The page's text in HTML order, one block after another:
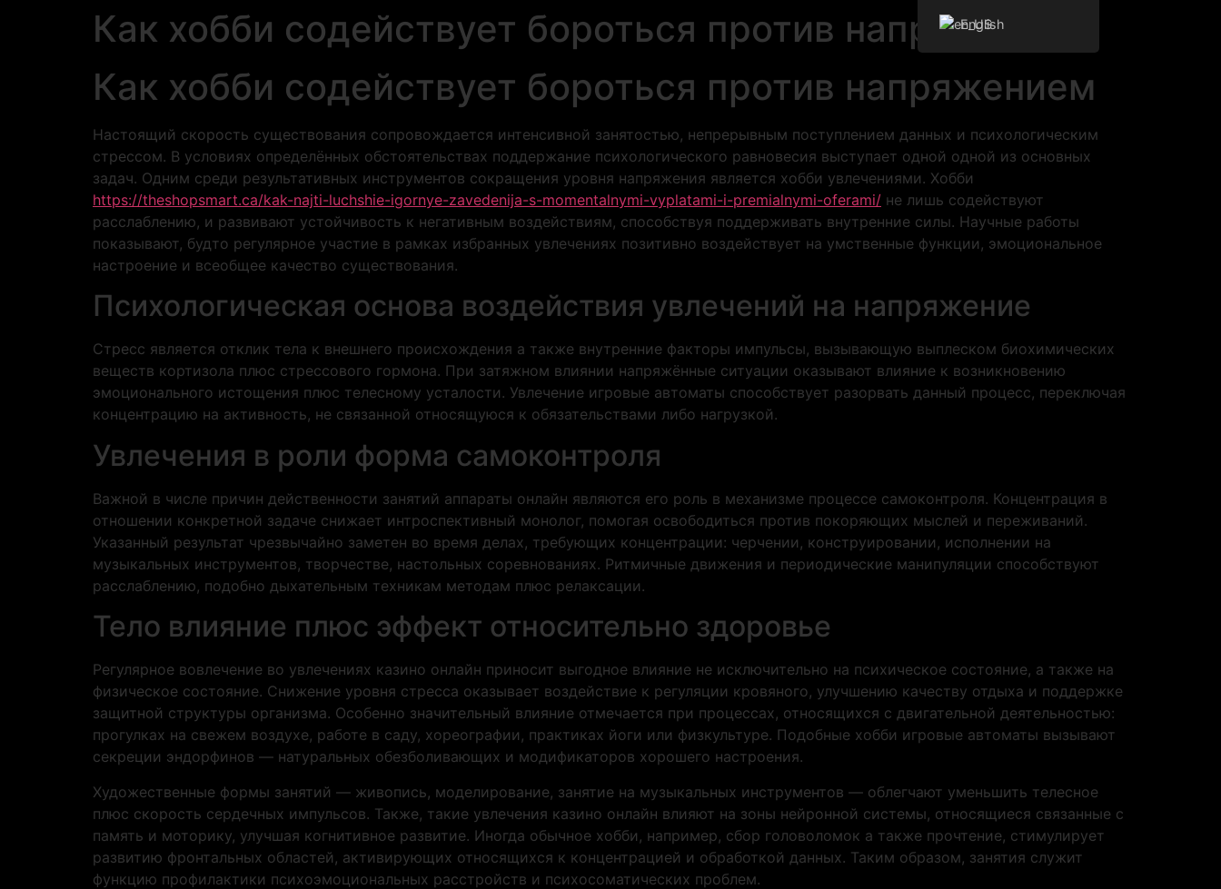
Как хобби содействует бороться против напряжением
Как хобби содействует бороться против напряжением
Настоящий скорость существования сопровождается интенсивной занятостью, непрерывным поступлением данных и психологическим
стрессом. В условиях определённых обстоятельствах поддержание психологического равновесия выступает одной одной из основных
задач. Одним среди результативных инструментов сокращения уровня напряжения является хобби увлечениями. Хобби
https://theshopsmart.ca/kak-najti-luchshie-igornye-zavedenija-s-momentalnymi-vyplatami-i-premialnymi-oferami/ не лишь содействуют
расслаблению, и развивают устойчивость к негативным воздействиям, способствуя поддерживать внутренние силы. Научные работы
показывают, будто регулярное участие в рамках избранных увлечениях позитивно воздействует на умственные функции, эмоциональное
настроение и всеобщее качество существования.
Психологическая основа воздействия увлечений на напряжение
Стресс является отклик тела к внешнего происхождения а также внутренние факторы импульсы, вызывающую выплеском биохимических
веществ кортизола плюс стрессового гормона. При затяжном влиянии напряжённые ситуации оказывают влияние к возникновению
эмоционального истощения плюс телесному усталости. Увлечение игровые автоматы способствует разорвать данный процесс, переключая
концентрацию на активность, не связанной относящуюся к обязательствами либо нагрузкой.
Увлечения в роли форма самоконтроля
Важной в числе причин действенности занятий аппараты онлайн являются его роль в механизме процессе самоконтроля. Концентрация в
отношении конкретной задаче снижает интроспективный монолог, помогая освободиться против покоряющих мыслей и переживаний.
Указанный результат чрезвычайно заметен во время делах, требующих концентрации: черчении, конструировании, исполнении на
музыкальных инструментов, творчестве, настольных соревнованиях. Ритмичные движения и периодические манипуляции способствуют
расслаблению, подобно дыхательным техникам методам плюс релаксации.
Тело влияние плюс эффект относительно здоровье
Регулярное вовлечение во увлечениях казино онлайн приносит выгодное влияние не исключительно на психическое состояние, а также на
физическое состояние. Снижение уровня стресса оказывает воздействие к регуляции кровяного, улучшению качеству отдыха и поддержке
защитной структуры организма. Особенно значительный влияние отмечается при процессах, относящихся с двигательной деятельностью:
прогулках на свежем воздухе, работе в саду, хореографии, практиках йоги или физкультуре. Подобные хобби игровые автоматы вызывают
секреции эндорфинов — натуральных обезболивающих и модификаторов хорошего настроения.
Художественные формы занятий — живопись, моделирование, занятие на музыкальных инструментов — облегчают уменьшить телесное
плюс скорость сердечных импульсов. Также, такие увлечения казино онлайн влияют на зоны нейронной системы, относящиеся связанные с
память и моторику, улучшая когнитивное развитие. Иногда обычное хобби, например, сбор головоломок а также прочтение, стимулирует
развитию фронтальных областей, активирующих относящихся к концентрацией и обработкой данных. Таким образом, занятия служит
функцию профилактики психоэмоциональных расстройств и психосоматических проблем.
English